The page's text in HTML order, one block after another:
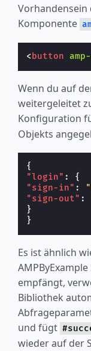
Vorhandensein
Komponente
<button
Wenn du auf
weitergeleitet
Konfiguration
Objekts
{
"login" :
{
"sign-in" :
"sign-out" :
}
}
Es ist ähnlich
empfängt,
Bibliothek
und fügt
wieder auf der